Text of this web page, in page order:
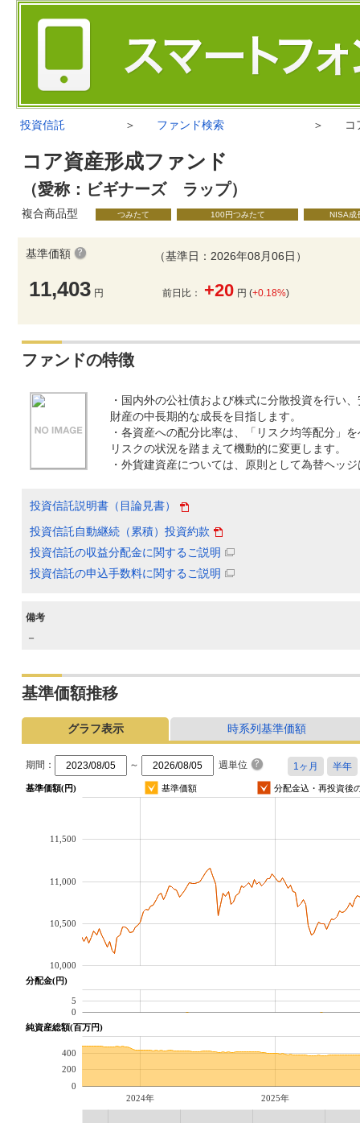
投資信託 ＞ ファンド検索 ＞ コ
コア資産形成ファンド
（愛称：ビギナーズ ラップ）
複合商品型 つみたて 100円つみたて NISA成
基準価額
11,403 円
（基準日：2026年08月06日）
前日比： +20 円 (+0.18%)
ファンドの特徴
・国内外の公社債および株式に分散投資を行い
財産の中長期的な成長を目指します。
・各資産への配分比率は、「リスク均等配分」
リスクの状況を踏まえて機動的に変更します。
・外貨建資産については、原則として為替ヘッ
投資信託説明書（目論見書）
投資信託自動継続（累積）投資約款
投資信託の収益分配金に関するご説明
投資信託の申込手数料に関するご説明
備考
－
基準価額推移
グラフ表示 時系列基準価額
期間： ～ 週単位
基準価額(円) 基準価額 分配金込・再投資後
10,000
10,500
11,000
11,500
分配金(円)
0
5
純資産総額(百万円)
2024年 2025年
0
200
400